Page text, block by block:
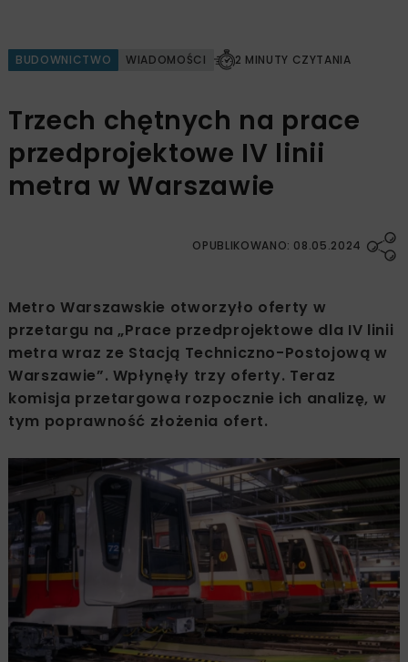
BUDOWNICTWO WIADOMOŚCI 2 MINUTY CZYTANIA
Trzech chętnych na prace
przedprojektowe IV linii
metra w Warszawie
OPUBLIKOWANO: 08.05.2024
Metro Warszawskie otworzyło oferty w
przetargu na „Prace przedprojektowe dla IV linii
metra wraz ze Stacją Techniczno-Postojową w
Warszawie”. Wpłynęły trzy oferty. Teraz
komisja przetargowa rozpocznie ich analizę, w
tym poprawność złożenia ofert.